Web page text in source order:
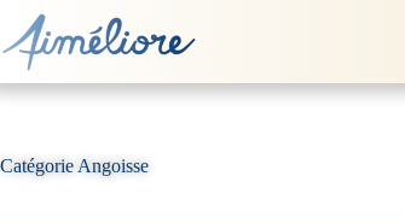
Passer
contenu
Catégorie Angoisse